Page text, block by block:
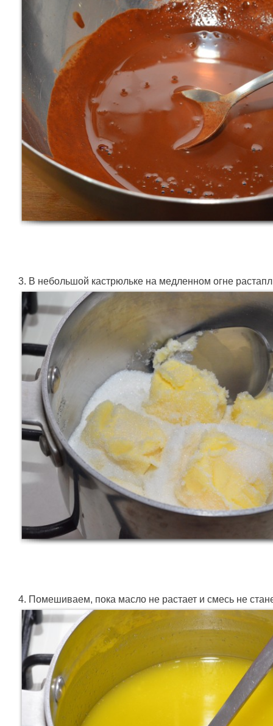
3. В небольшой кастрюльке на медленном огне
4. Помешиваем, пока масло не растает и смесь не